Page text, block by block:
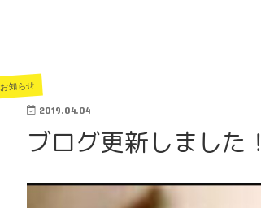
お知らせ
2019.04.04
ブログ更新しました！